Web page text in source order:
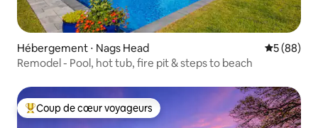
Hébergement ⋅ Nags Head
5 (88)
Remodel - Pool, hot tub, fire pit & steps to beach
Coups de cœur voyageurs les plus appréciés
Coup de cœur voyageurs